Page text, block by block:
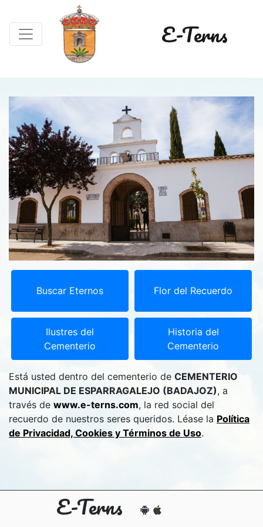
E-Terns
Buscar Eternos Flor del Recuerdo
Ilustres del
Cementerio
Historia del
Cementerio
Está usted dentro del cementerio de CEMENTERIO
MUNICIPAL DE ESPARRAGALEJO (BADAJOZ), a
través de www.e-terns.com, la red social del
recuerdo de nuestros seres queridos. Léase la Política
de Privacidad, Cookies y Términos de Uso.
E-Terns